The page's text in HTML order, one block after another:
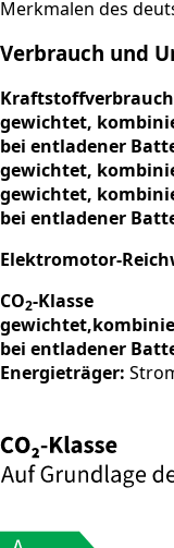
Merkmalen des
Verbrauch und
Kraftstoffverbrauch
gewichtet,
bei entladener
gewichtet,
gewichtet,
bei entladener
Elektromotor-
CO2-Klasse
bei entladener
Energieträger: